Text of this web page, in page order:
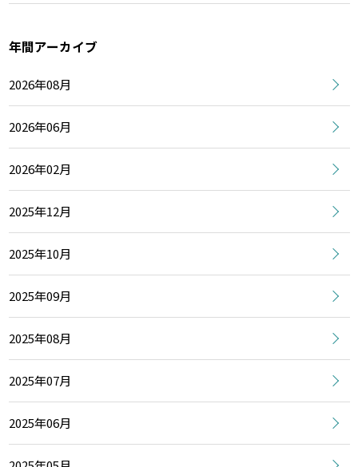
年間アーカイブ
2026年08月
2026年06月
2026年02月
2025年12月
2025年10月
2025年09月
2025年08月
2025年07月
2025年06月